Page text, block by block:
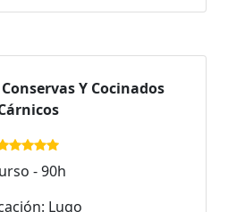
Y Cocinados
- 90h
Lugo